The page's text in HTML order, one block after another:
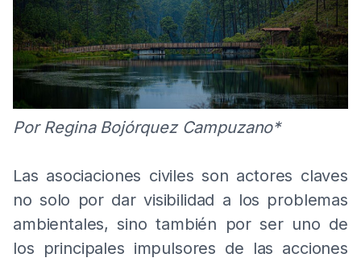
Por Regina Bojórquez Campuzano*
Las asociaciones civiles son actores claves
no solo por dar visibilidad a los problemas
ambientales, sino también por ser uno de
los principales impulsores de las acciones